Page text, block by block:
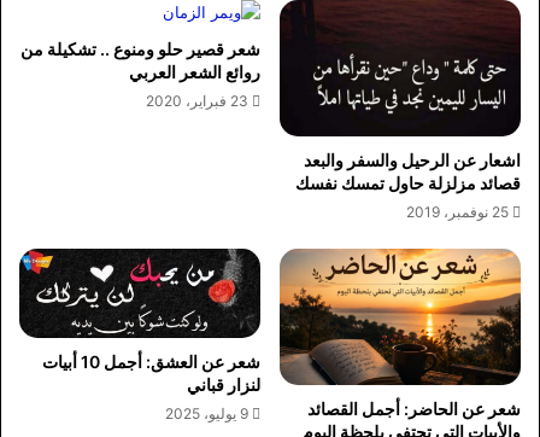
اشعار عن الرحيل والسفر والبعد
قصائد مزلزلة حاول تمسك نفسك
25 نوفمبر، 2019
شعر قصير حلو ومنوع .. تشكيلة من
روائع الشعر العربي
23 فبراير، 2020
شعر عن الحاضر: أجمل القصائد
والأبيات التي تحتفي بلحظة اليوم
شعر عن العشق: أجمل 10 أبيات
لنزار قباني
9 يوليو، 2025